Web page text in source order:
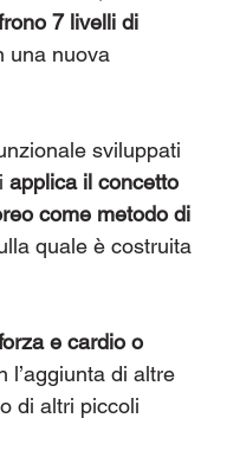
7 livelli di
una nuova
sviluppati
applica il concetto
come metodo di
quale è costruita
e cardio o
l’aggiunta di altre
di altri piccoli